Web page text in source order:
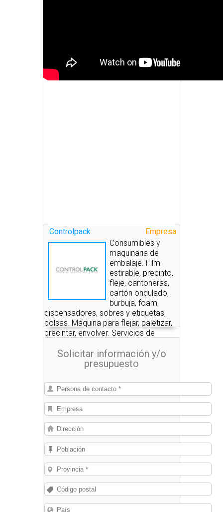
Empresa
Controlpack
Consumibles y
maquinaria de
embalaje. Film
estirable, precinto,
fleje, cantoneras,
cartón ondulado,
burbuja, foam,
dispensadores, sobres y etiquetas,
bolsas. Máquina para flejar, paletizar,
precintar, envolver. Servicios de
Solicitar información y/o
presupuesto